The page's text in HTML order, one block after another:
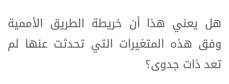
هل يعني هذا أن خريطة الطريق الأممية
وفق هذه المتغيرات التي تحدثت عنها لم
تعد ذات جدوى؟